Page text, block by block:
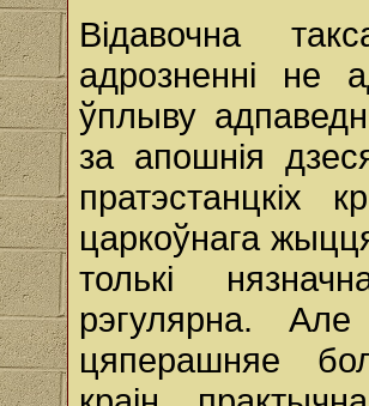
Відавочна
адрозненні не
ўплыву
за апошнія
пратэстанцкіх
царкоўнага
толькі
рэгулярна.
цяперашняе